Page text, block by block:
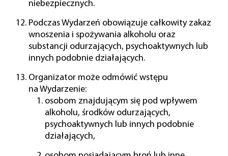
niebezpiecznych.
Podczas Wydarzeń obowiązuje całkowity zakaz
wnoszenia i spożywania alkoholu oraz
substancji odurzających, psychoaktywnych lub
innych podobnie działających.
Organizator może odmówić wstępu
na Wydarzenie:
osobom znajdującym się pod wpływem
alkoholu, środków odurzających,
psychoaktywnych lub innych podobnie
działających,